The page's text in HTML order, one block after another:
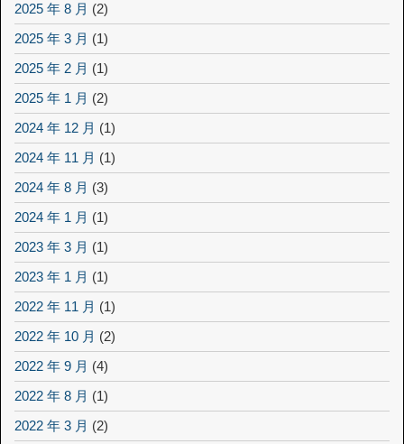
2025 年 8 月 (2)
2025 年 3 月 (1)
2025 年 2 月 (1)
2025 年 1 月 (2)
2024 年 12 月 (1)
2024 年 11 月 (1)
2024 年 8 月 (3)
2024 年 1 月 (1)
2023 年 3 月 (1)
2023 年 1 月 (1)
2022 年 11 月 (1)
2022 年 10 月 (2)
2022 年 9 月 (4)
2022 年 8 月 (1)
2022 年 3 月 (2)